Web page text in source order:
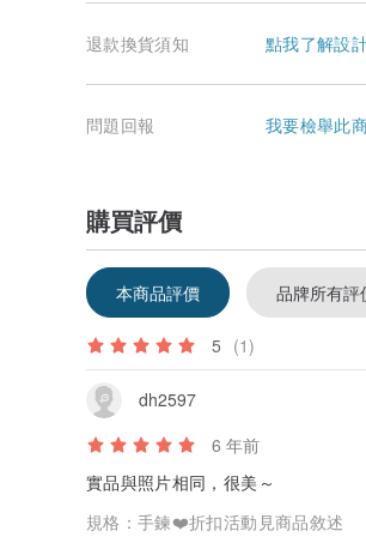
退款換貨須知 點我了解設
問題回報 我要檢舉此
購買評價
本商品評價 品牌所有評
5 (1)
dh2597
6 年前
實品與照片相同，很美～
規格：手鍊❤️折扣活動見商品敘述